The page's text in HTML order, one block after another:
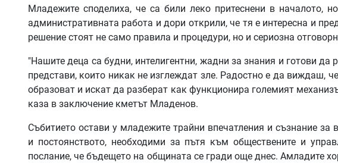
Младежите споделиха, че са били леко притеснени в началото,
административната работа и дори открили, че тя е интересна и
решение стоят не само правила и процедури, но и сериозна
"Нашите деца са будни, интелигентни, жадни за знания и готови да
представи, които никак не изглеждат зле. Радостно е да виждаш,
образоват и искат да разберат как функционира големият
каза в заключение кметът Младенов.
Събитието остави у младежите трайни впечатления и съзнание за
и постоянството, необходими за пътя към обществените и
послание, че бъдещето на общината се гради още днес. Амладите